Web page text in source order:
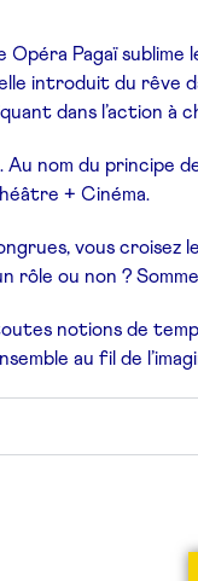
Opéra Pagaï
introduit du
dans l’action à
. Au nom du principe
+ Cinéma.
vous
rôle ou non ?
notions de
au fil de